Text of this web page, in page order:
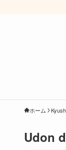
ホーム
Udon